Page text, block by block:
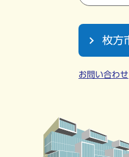
枚方
お問い合わせ